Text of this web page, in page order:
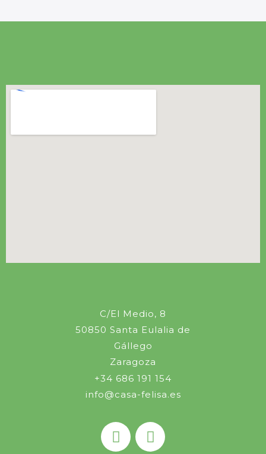
C/El Medio, 8
50850 Santa Eulalia de
Gállego
Zaragoza
+34 686 191 154
info@casa-felisa.es
I
n
T
r